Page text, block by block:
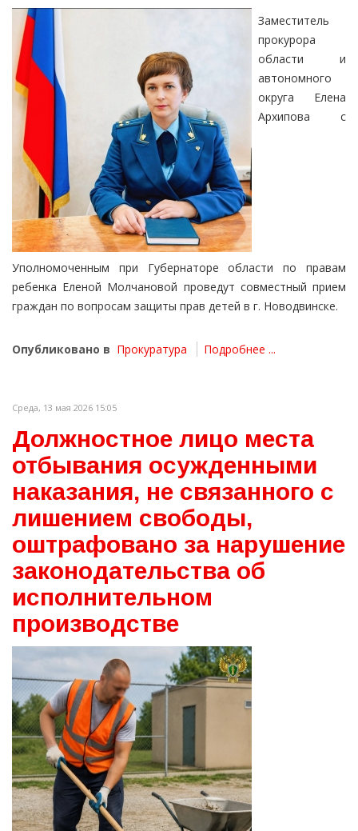
Заместитель
прокурора
области и
автономного
округа Елена
Архипова с
Уполномоченным при Губернаторе области по правам
ребенка Еленой Молчановой проведут совместный прием
граждан по вопросам защиты прав детей в г. Новодвинске.
Опубликовано в Прокуратура Подробнее ...
Среда, 13 мая 2026 15:05
Должностное лицо места
отбывания осужденными
наказания, не связанного с
лишением свободы,
оштрафовано за нарушение
законодательства об
исполнительном
производстве